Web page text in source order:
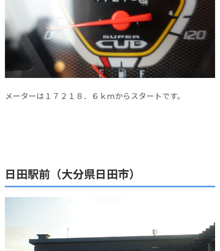
メーターは１７２１８．６ｋｍからスタートです。
日田駅前（大分県日田市）